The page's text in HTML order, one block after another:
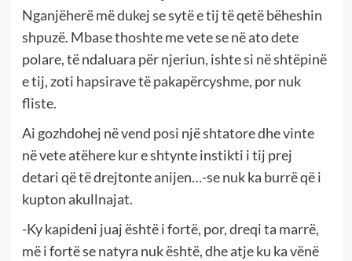
Nganjëherë më dukej se sytë e tij të qetë bëheshin
shpuzë. Mbase thoshte me vete se në ato dete
polare, të ndaluara për njeriun, ishte si në shtëpinë
e tij, zoti hapsirave të pakapërcyshme, por nuk
fliste.
Ai gozhdohej në vend posi një shtatore dhe vinte
në vete atëhere kur e shtynte instikti i tij prej
detari që të drejtonte anijen…-se nuk ka burrë që i
kupton akullnajat.
-Ky kapideni juaj është i fortë, por, dreqi ta marrë,
më i fortë se natyra nuk është, dhe atje ku ka vënë